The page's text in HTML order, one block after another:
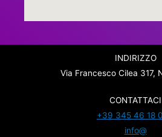
INDIRIZZO
Via Francesco Cilea 317,
CONTATTACI
+39 345 46 18
info@